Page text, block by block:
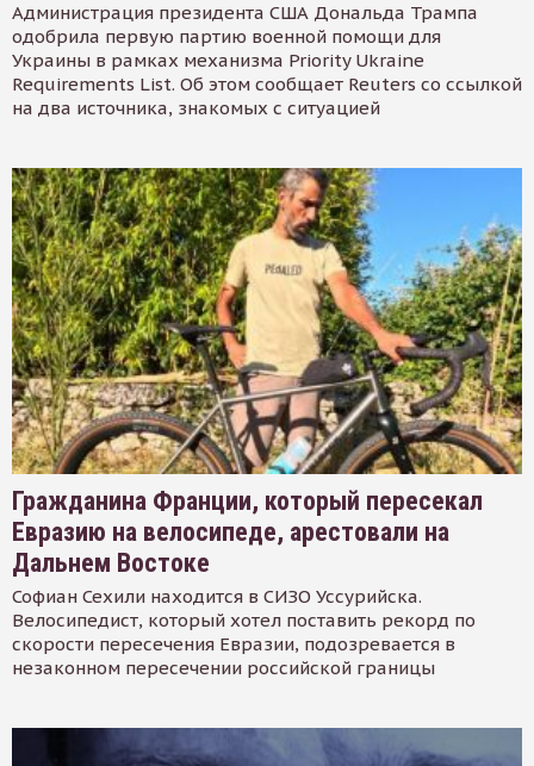
Администрация президента США Дональда Трампа
одобрила первую партию военной помощи для
Украины в рамках механизма Priority Ukraine
Requirements List. Об этом сообщает Reuters со ссылкой
на два источника, знакомых с ситуацией
Гражданина Франции, который пересекал
Евразию на велосипеде, арестовали на
Дальнем Востоке
Софиан Сехили находится в СИЗО Уссурийска.
Велосипедист, который хотел поставить рекорд по
скорости пересечения Евразии, подозревается в
незаконном пересечении российской границы